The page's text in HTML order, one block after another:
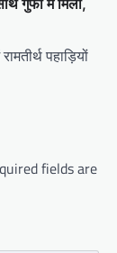
गुफा में मिली,
पहाड़ियों
fields are